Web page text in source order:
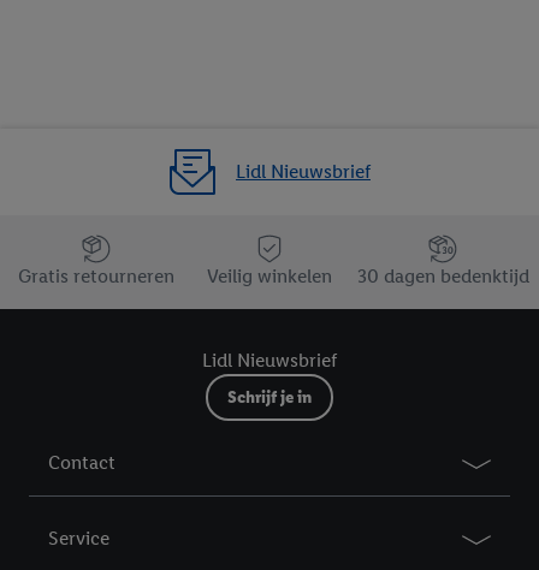
Lidl Nieuwsbrief
Jouw voordelen bij ons als Lidl webshop klant
Gratis retourneren
Veilig winkelen 30 dagen bedenktijd
Lidl Nieuwsbrief
Schrijf je in
Contact
Service